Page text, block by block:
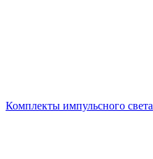
Комплекты импульсного света